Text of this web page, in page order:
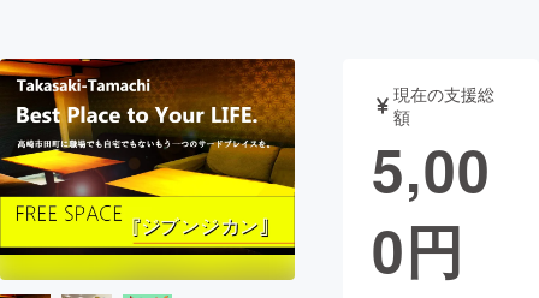
アート・写真
テクノロジー・ガジェット
映像・映画 書籍・雑誌
現在の支援総
額
5,00
0円